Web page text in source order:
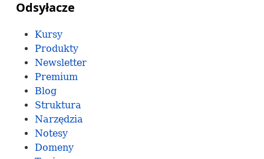
Odsyłacze
Kursy
Produkty
Newsletter
Premium
Blog
Struktura
Narzędzia
Notesy
Domeny